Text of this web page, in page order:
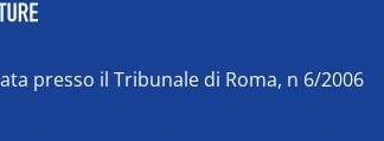
presso il Tribunale di Roma, n 6/2006